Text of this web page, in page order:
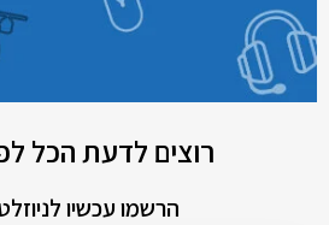
רוצים לדעת הכל
הרשמו עכשיו